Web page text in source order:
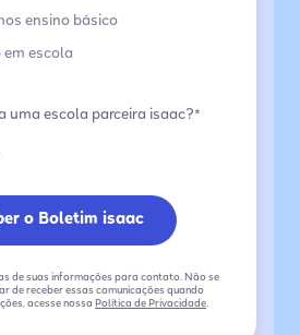
ensino básico
escola
uma escola parceira isaac?*
de suas informações para contato. Não se
de receber essas comunicações quando
acesse nossa Política de Privacidade.